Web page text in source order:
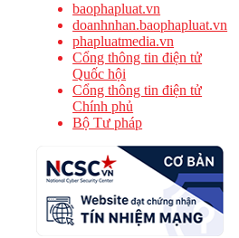
baophapluat.vn
doanhnhan.baophapluat.vn
phapluatmedia.vn
Cổng thông tin điện tử
Quốc hội
Cổng thông tin điện tử
Chính phủ
Bộ Tư pháp